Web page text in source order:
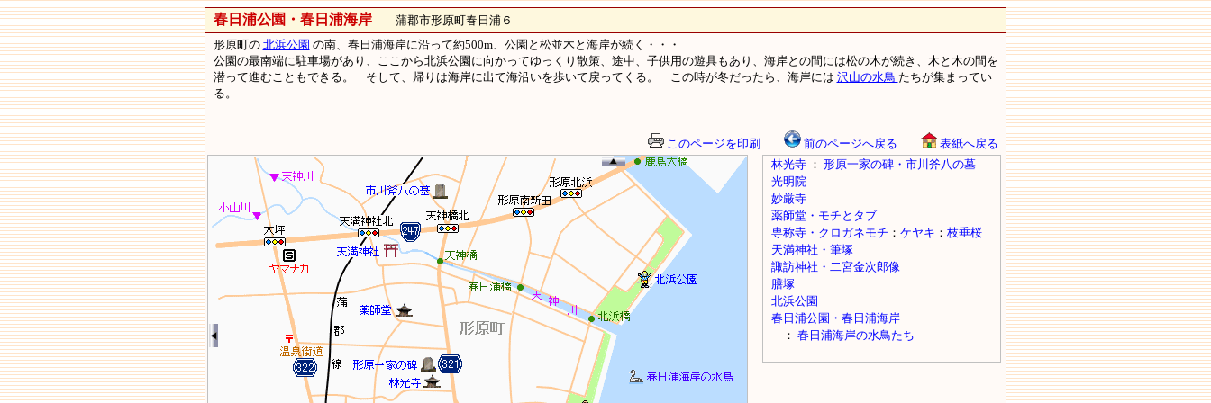
春日浦公園・春日浦海岸蒲郡市形原町春日浦６
形原町の 北浜公園 の南、春日浦海岸に沿って約500m、公園と松並木と海岸が続く・・・
公園の最南端に駐車場があり、ここから北浜公園に向かってゆっくり散策、途中、子供用の遊具もあり、海岸との間には松の木が続き、木と木の間を
潜って進むこともできる。 そして、帰りは海岸に出て海沿いを歩いて戻ってくる。 この時が冬だったら、海岸には 沢山の水鳥 たちが集まってい
る。
このページを印刷 前のページへ戻る 表紙へ戻る